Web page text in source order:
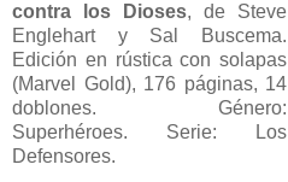
contra los Dioses, de Steve
Englehart y Sal Buscema.
Edición en rústica con solapas
(Marvel Gold), 176 páginas, 14
doblones. Género:
Superhéroes. Serie: Los
Defensores.